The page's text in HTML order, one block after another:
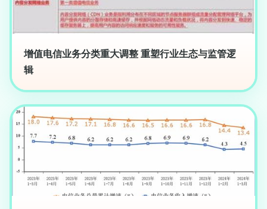
增值电信业务分类重大调整 重塑行业生态与监管逻
辑